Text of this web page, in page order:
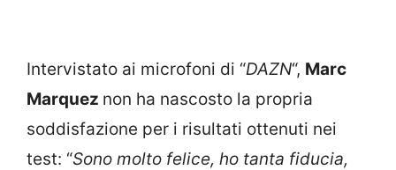
Intervistato ai microfoni di “DAZN“, Marc
Marquez non ha nascosto la propria
soddisfazione per i risultati ottenuti nei
test: “Sono molto felice, ho tanta fiducia,